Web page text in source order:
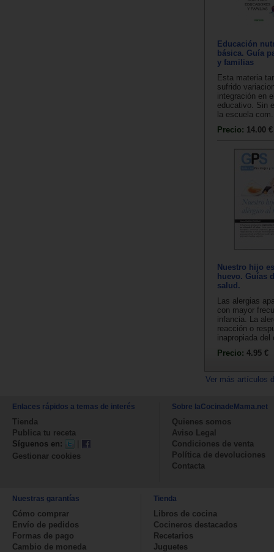
Educación
básica. Guía
y familias
Esta materia
sufrido
integración en
educativo. Sin
la escuela
Precio: 14.00 €
Nuestro hijo
huevo. Guías
salud.
Las alergias
con mayor
infancia. La
reacción o
inapropiada del
Precio: 4.95 €
Ver más artículos
Enlaces rápidos a temas de interés
Tienda
Publica tu receta
Síguenos en:
|
Gestionar cookies
Sobre laCocinadeMama.net
Quienes somos
Aviso Legal
Condiciones de venta
Política de devoluciones
Contacta
Nuestras garantías
Cómo comprar
Envío de pedidos
Formas de pago
Cambio de moneda
Tienda
Libros de cocina
Cocineros destacados
Recetarios
Juguetes